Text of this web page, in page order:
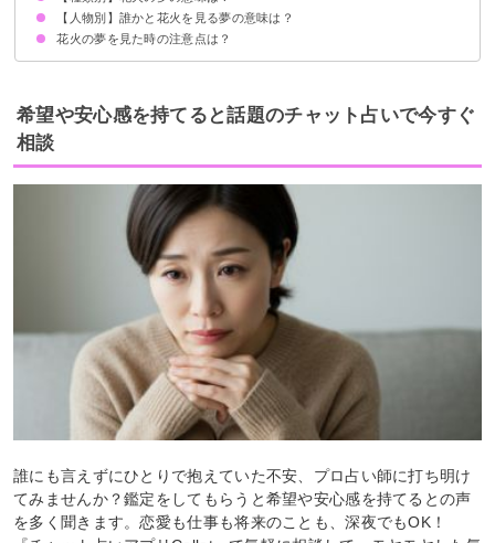
打ち上げ花火の夢【吉夢】
手持ち花火の夢【吉夢】
線香花火の夢【吉夢】
吹き出し花火の夢【警告夢】
【人物別】誰かと花火を見る夢の意味は？
友達と花火を見る夢【警告夢】
家族と花火を見る夢【吉夢・警告夢】
恋人や結婚相手と花火を見る夢【警告夢】
好きな人と花火を見る夢【警告夢】
元恋人と花火を見る夢【警告夢】
芸能人と花火を見る夢【警告夢】
異性と花火を見る夢【警告夢】
花火の夢を見た時の注意点は？
吉夢なら話さず警告夢や凶夢は人に話す
希望や安心感を持てると話題のチャット占いで今すぐ
相談
誰にも言えずにひとりで抱えていた不安、プロ占い師に打ち明け
てみませんか？鑑定をしてもらうと希望や安心感を持てるとの声
を多く聞きます。恋愛も仕事も将来のことも、深夜でもOK！